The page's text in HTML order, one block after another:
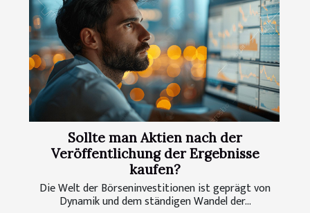
Sollte man Aktien nach der
Veröffentlichung der Ergebnisse
kaufen?
Die Welt der Börseninvestitionen ist geprägt von
Dynamik und dem ständigen Wandel der...